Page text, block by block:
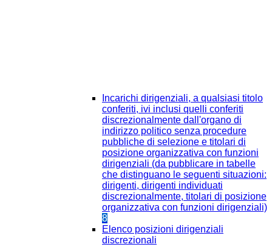
Incarichi dirigenziali, a qualsiasi titolo
conferiti, ivi inclusi quelli conferiti
discrezionalmente dall'organo di
indirizzo politico senza procedure
pubbliche di selezione e titolari di
posizione organizzativa con funzioni
dirigenziali (da pubblicare in tabelle
che distinguano le seguenti situazioni:
dirigenti, dirigenti individuati
discrezionalmente, titolari di posizione
organizzativa con funzioni dirigenziali)
8
Elenco posizioni dirigenziali
discrezionali